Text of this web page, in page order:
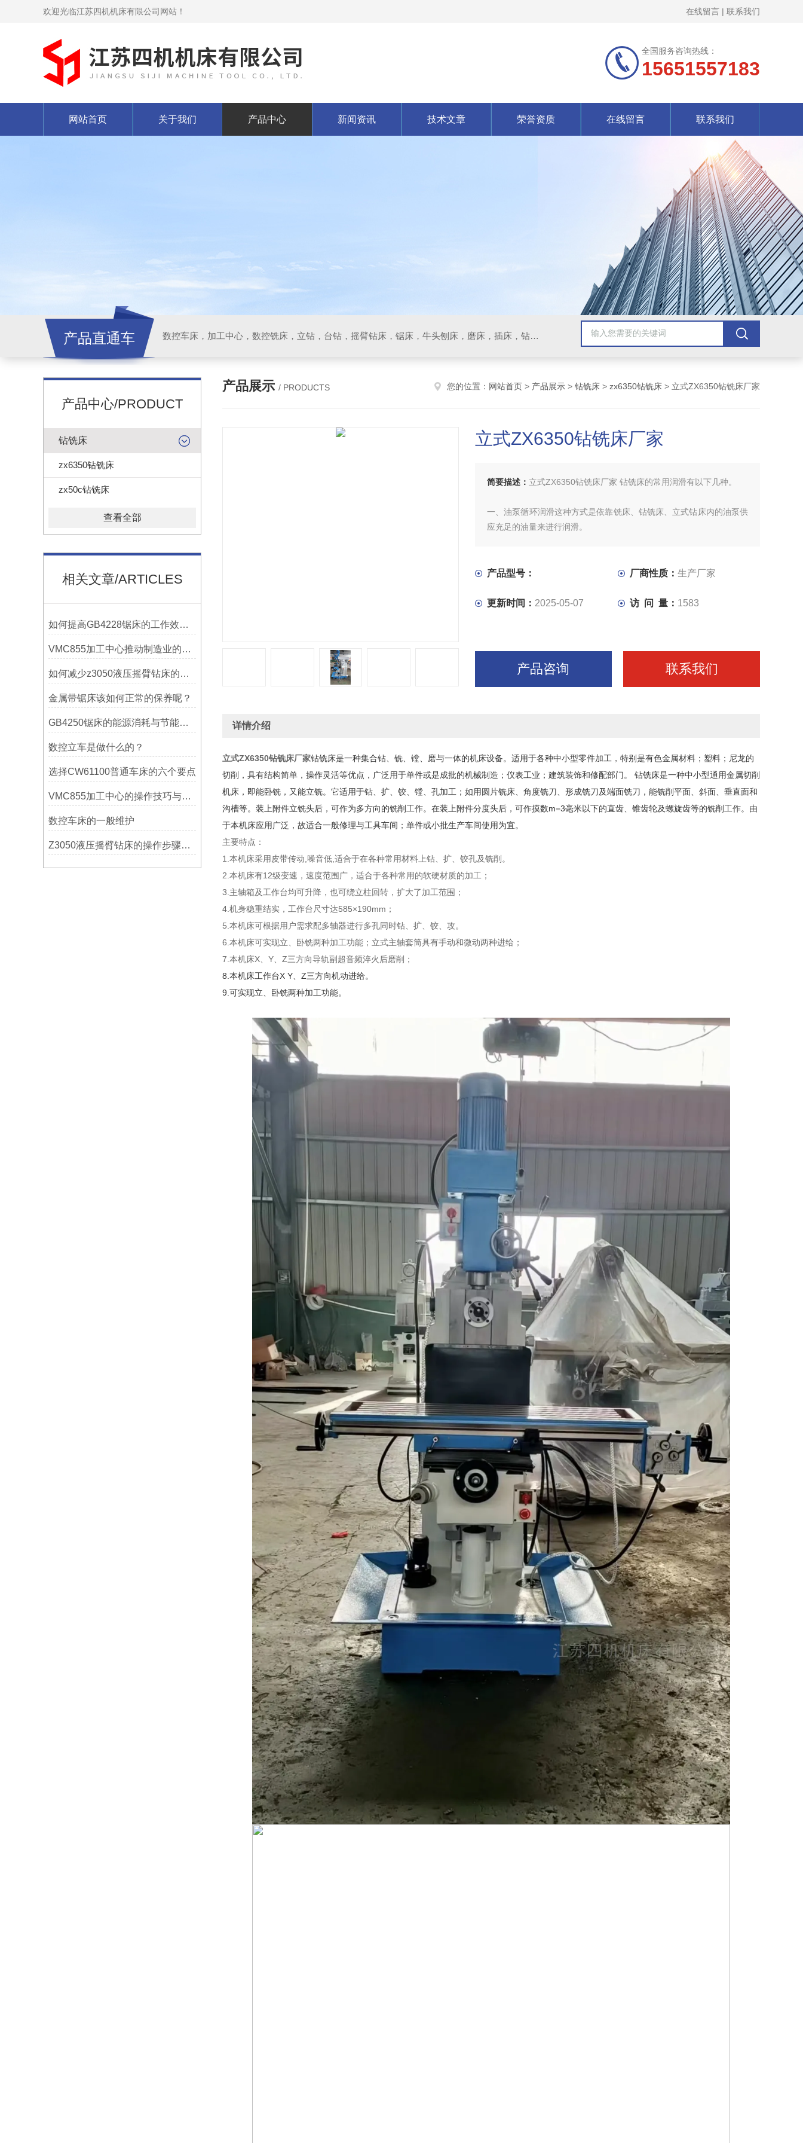
欢迎光临江苏四机机床有限公司网站！ 在线留言 | 联系我们
全国服务咨询热线：
15651557183
网站首页 关于我们 产品中心 新闻资讯 技术文章 荣誉资质 在线留言 联系我们
产品直通车 数控车床，加工中心，数控铣床，立钻，台钻，摇臂钻床，锯床，牛头刨床，磨床，插床，钻铣床，滚齿机
产品中心/PRODUCT
钻铣床
zx6350钻铣床
zx50c钻铣床
查看全部
相关文章/ARTICLES
如何提高GB4228锯床的工作效率？
VMC855加工中心推动制造业的发展
如何减少z3050液压摇臂钻床的故障和维修成本？
金属带锯床该如何正常的保养呢？
GB4250锯床的能源消耗与节能措施
数控立车是做什么的？
选择CW61100普通车床的六个要点
VMC855加工中心的操作技巧与维护指南
数控车床的一般维护
Z3050液压摇臂钻床的操作步骤与安全注意事项
产品展示 / PRODUCTS 您的位置： 网站首页 > 产品展示 > 钻铣床 > zx6350钻铣床 > 立式ZX6350钻铣床厂家
立式ZX6350钻铣床厂家
简要描述： 立式ZX6350钻铣床厂家 钻铣床的常用润滑有以下几种。
一、油泵循环润滑这种方式是依靠铣床、钻铣床、立式钻床内的油泵供
应充足的油量来进行润滑。
润滑。
三、油脂（黄油）杯润滑，一般采用黄油杯润滑。在黄油杯中装满工业
产品型号： 厂商性质： 生产厂家
更新时间： 2025-05-07 访 问 量： 1583
产品咨询 联系我们
详情介绍
立式ZX6350钻铣床厂家钻铣床是一种集合钻、铣、镗、磨与一体的机床设备。适用于各种中小型零件加工，特别是有色金属材料；塑料；尼龙的
切削，具有结构简单，操作灵活等优点，广泛用于单件或是成批的机械制造；仪表工业；建筑装饰和修配部门。 钻铣床是一种中小型通用金属切削
机床，即能卧铣，又能立铣。它适用于钻、扩、铰、镗、孔加工；如用圆片铣床、角度铣刀、形成铣刀及端面铣刀，能铣削平面、斜面、垂直面和
沟槽等。装上附件立铣头后，可作为多方向的铣削工作。在装上附件分度头后，可作摸数m=3毫米以下的直齿、锥齿轮及螺旋齿等的铣削工作。由
于本机床应用广泛，故适合一般修理与工具车间；单件或小批生产车间使用为宜。
主要特点：
1.本机床采用皮带传动,噪音低,适合于在各种常用材料上钻、扩、铰孔及铣削。
2.本机床有12级变速，速度范围广，适合于各种常用的软硬材质的加工；
3.主轴箱及工作台均可升降，也可绕立柱回转，扩大了加工范围；
4.机身稳重结实，工作台尺寸达585×190mm；
5.本机床可根据用户需求配多轴器进行多孔同时钻、扩、铰、攻。
6.本机床可实现立、卧铣两种加工功能；立式主轴套筒具有手动和微动两种进给；
7.本机床X、Y、Z三方向导轨副超音频淬火后磨削；
8.本机床工作台X Y、Z三方向机动进给。
9.可实现立、卧铣两种加工功能。